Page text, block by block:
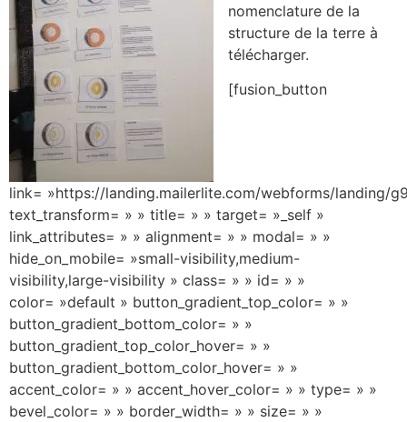
nomenclature de la
structure de la terre à
télécharger.
[fusion_button
link= »https://landing.mailerlite.com/webforms/landing/
text_transform= » » title= » » target= »_self »
link_attributes= » » alignment= » » modal= » »
hide_on_mobile= »small-visibility,medium-
visibility,large-visibility » class= » » id= » »
color= »default » button_gradient_top_color= » »
button_gradient_bottom_color= » »
button_gradient_top_color_hover= » »
button_gradient_bottom_color_hover= » »
accent_color= » » accent_hover_color= » » type= » »
bevel_color= » » border_width= » » size= » »